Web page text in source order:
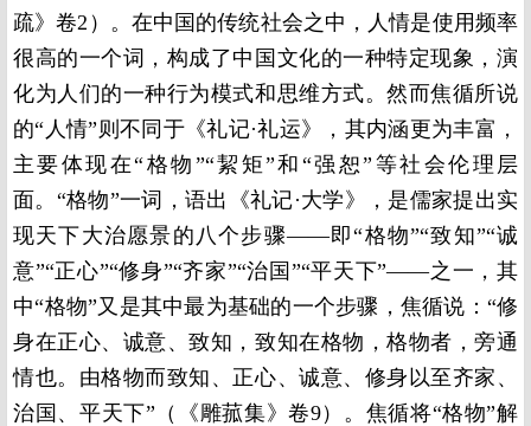
疏》卷2）。在中国的传统社会之中，人情是使用频率
很高的一个词，构成了中国文化的一种特定现象，演
化为人们的一种行为模式和思维方式。然而焦循所说
的“人情”则不同于《礼记·礼运》，其内涵更为丰富，
主要体现在“格物”“絜矩”和“强恕”等社会伦理层
面。“格物”一词，语出《礼记·大学》，是儒家提出实
现天下大治愿景的八个步骤——即“格物”“致知”“诚
意”“正心”“修身”“齐家”“治国”“平天下”——之一，其
中“格物”又是其中最为基础的一个步骤，焦循说：“修
身在正心、诚意、致知，致知在格物，格物者，旁通
情也。由格物而致知、正心、诚意、修身以至齐家、
治国、平天下”（《雕菰集》卷9）。焦循将“格物”解